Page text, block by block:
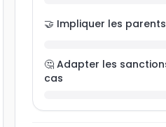
🤝 Impliquer les
🤔 Adapter les
cas